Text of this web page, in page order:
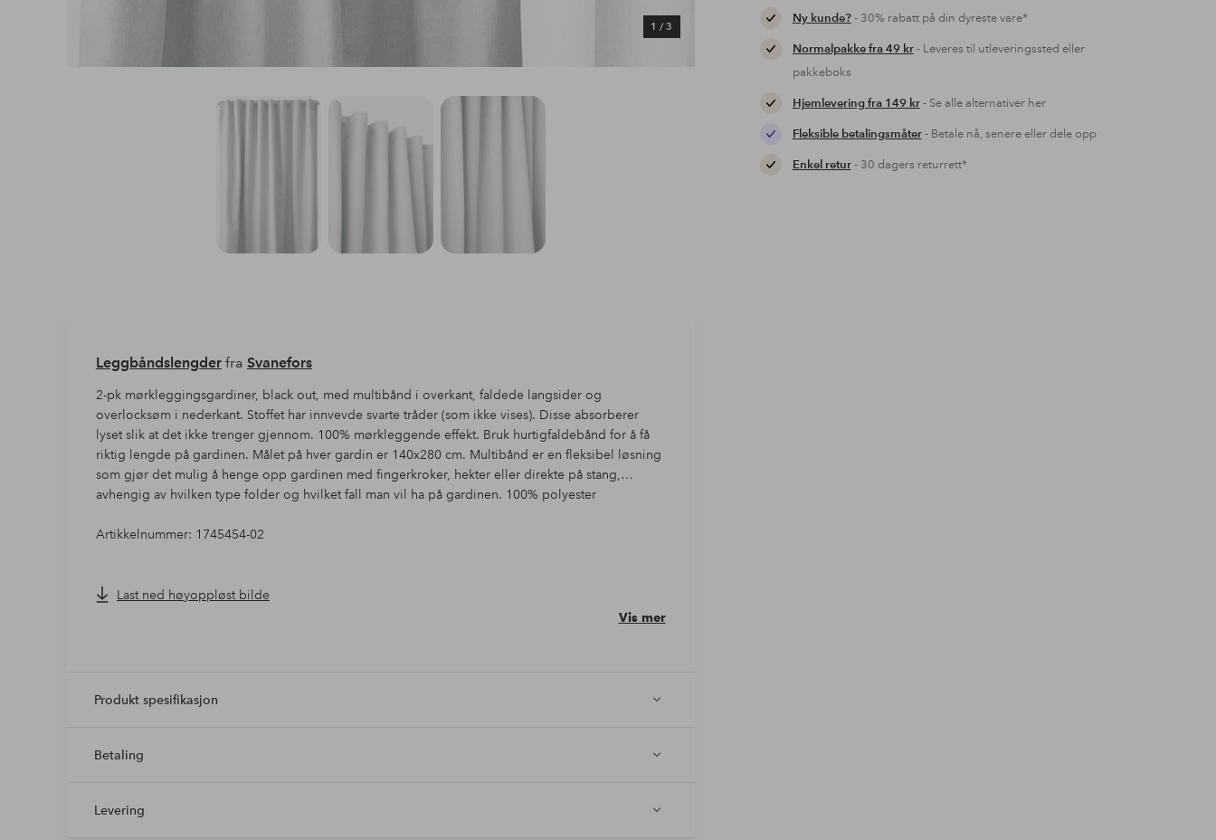
1 / 3
Ny kunde?- 30% rabatt på din dyreste vare*
Normalpakke fra 49 kr- Leveres til utleveringssted eller
pakkeboks
Hjemlevering fra 149 kr- Se alle alternativer her
Fleksible betalingsmåter- Betale nå, senere eller dele opp
Enkel retur- 30 dagers returrett*
Leggbåndslengderfra Svanefors
2-pk mørkleggingsgardiner, black out, med multibånd i overkant, faldede langsider og
overlocksøm i nederkant. Stoffet har innvevde svarte tråder (som ikke vises). Disse absorberer
lyset slik at det ikke trenger gjennom. 100% mørkleggende effekt. Bruk hurtigfaldebånd for å få
riktig lengde på gardinen. Målet på hver gardin er 140x280 cm. Multibånd er en fleksibel løsning
som gjør det mulig å henge opp gardinen med fingerkroker, hekter eller direkte på stang,
avhengig av hvilken type folder og hvilket fall man vil ha på gardinen. 100% polyester
Artikkelnummer: 1745454-02
Last ned høyoppløst bilde
Vis mer
Produkt spesifikasjon
Betaling
Levering